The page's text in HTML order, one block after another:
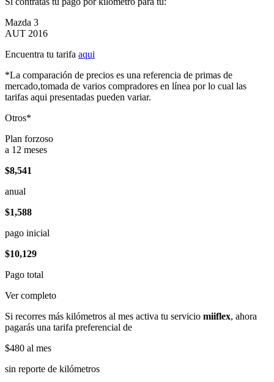
Mazda 3
AUT 2016
Encuentra tu tarifa aqui
*La comparación de precios es una referencia de primas de
mercado,tomada de varios compradores en línea por lo cual las
tarifas aqui presentadas pueden variar.
Otros*
Plan forzoso
a 12 meses
$8,541
anual
$1,588
pago inicial
$10,129
Pago total
Ver completo
Si recorres más kilómetros al mes activa tu servicio miiflex, ahora
pagarás una tarifa preferencial de
$480 al mes
sin reporte de kilómetros